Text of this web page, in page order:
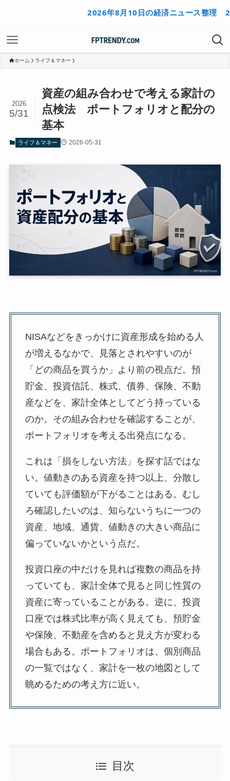
2026年8月10日の経済ニュース整理 2026年8
ホーム ライフ＆マネー
資産の組み合わせで考える家計の
点検法 ポートフォリオと配分の
基本
2026
5/31
ライフ＆マネー 2026-05-31
NISAなどをきっかけに資産形成を始める人
が増えるなかで、見落とされやすいのが
「どの商品を買うか」より前の視点だ。預
貯金、投資信託、株式、債券、保険、不動
産などを、家計全体としてどう持っている
のか。その組み合わせを確認することが、
ポートフォリオを考える出発点になる。
これは「損をしない方法」を探す話ではな
い。値動きのある資産を持つ以上、分散し
ていても評価額が下がることはある。むし
ろ確認したいのは、知らないうちに一つの
資産、地域、通貨、値動きの大きい商品に
偏っていないかという点だ。
投資口座の中だけを見れば複数の商品を持
っていても、家計全体で見ると同じ性質の
資産に寄っていることがある。逆に、投資
口座では株式比率が高く見えても、預貯金
や保険、不動産を含めると見え方が変わる
場合もある。ポートフォリオは、個別商品
の一覧ではなく、家計を一枚の地図として
眺めるための考え方に近い。
目次